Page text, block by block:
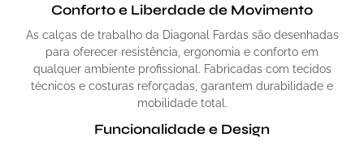
Conforto e Liberdade de Movimento
As calças de trabalho da Diagonal Fardas são desenhadas
para oferecer resistência, ergonomia e conforto em
qualquer ambiente profissional. Fabricadas com tecidos
técnicos e costuras reforçadas, garantem durabilidade e
mobilidade total.
Funcionalidade e Design